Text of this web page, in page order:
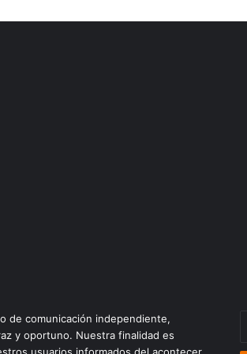
de comunicación independiente,
y oportuno. Nuestra finalidad es